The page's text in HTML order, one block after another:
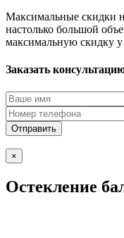
Максимальные скидки
настолько большой
максимальную скидку
Заказать
×
Остекление